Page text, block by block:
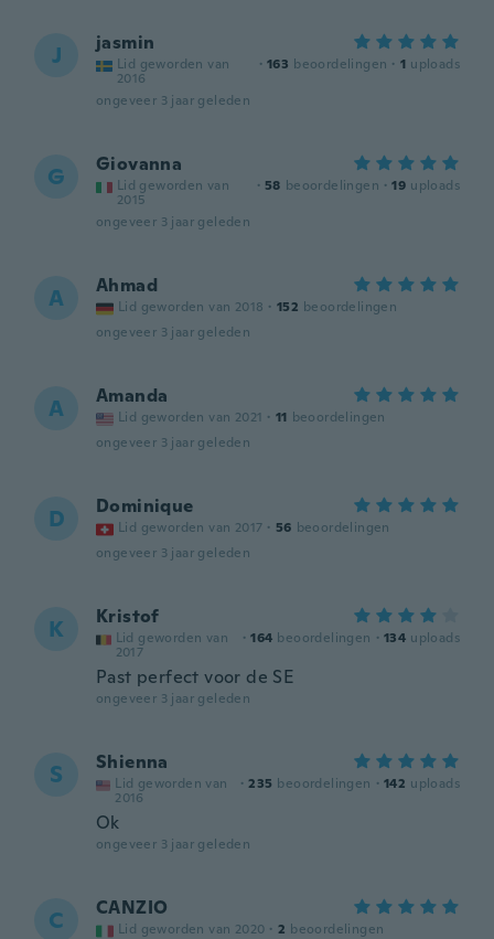
J jasmin
Lid geworden van
2016
· 163 beoordelingen · 1 uploads
ongeveer 3 jaar geleden
G Giovanna
Lid geworden van
2015
· 58 beoordelingen · 19 uploads
ongeveer 3 jaar geleden
A Ahmad
Lid geworden van 2018 · 152 beoordelingen
ongeveer 3 jaar geleden
A Amanda
Lid geworden van 2021 · 11 beoordelingen
ongeveer 3 jaar geleden
D Dominique
Lid geworden van 2017 · 56 beoordelingen
ongeveer 3 jaar geleden
K Kristof
Lid geworden van
2017
· 164 beoordelingen · 134 uploads
Past perfect voor de SE
ongeveer 3 jaar geleden
S Shienna
Lid geworden van
2016
· 235 beoordelingen · 142 uploads
Ok
ongeveer 3 jaar geleden
C CANZIO
Lid geworden van 2020 · 2 beoordelingen